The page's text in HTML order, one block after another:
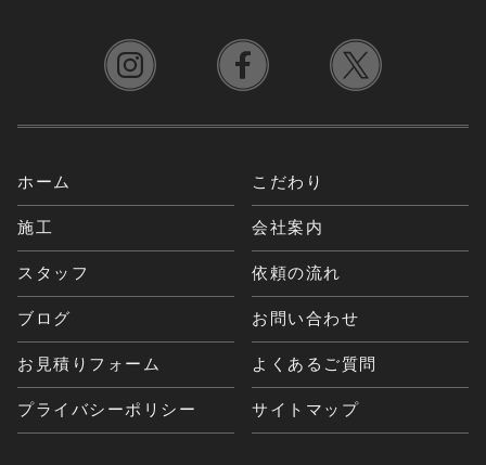
ホーム こだわり
施工 会社案内
スタッフ 依頼の流れ
ブログ お問い合わせ
お見積りフォーム よくあるご質問
プライバシーポリシー サイトマップ